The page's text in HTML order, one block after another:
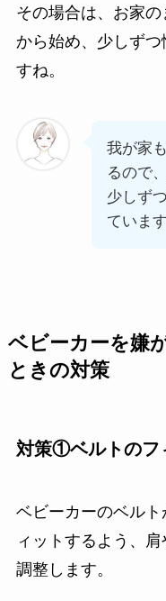
その場合は、お家
から始め、少しず
すね。
我が家
るので
少しず
ています
ベビーカーを嫌
ときの対策
対策①ベルトのフ
ベビーカーのベル
ィットするよう、
調整します。